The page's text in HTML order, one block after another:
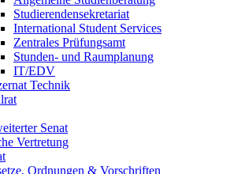
Studierendensekretariat
International Student Services
Zentrales Prüfungsamt
Stunden- und Raumplanung
IT/EDV
Technik
Senat
Vertretung
Ordnungen & Vorschriften